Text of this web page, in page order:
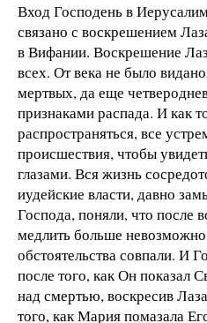
Вход Господень в
связано с воскрешением
в Вифании. Воскрешение
всех. От века не было
мертвых, да еще
признаками распада. И как
распространяться, все
происшествия, чтобы
глазами. Вся жизнь
иудейские власти, давно
Господа, поняли, что после
медлить больше
обстоятельства совпали. И
после того, как Он показал
над смертью, воскресив
того, как Мария помазала